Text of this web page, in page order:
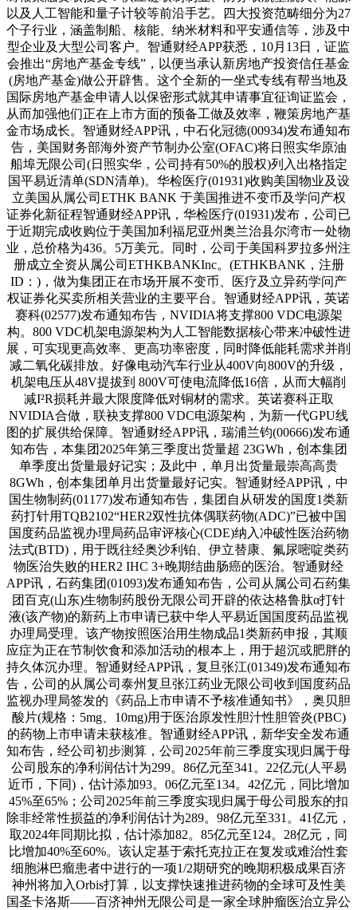
以及人工智能和量子计较等前沿手艺。四大投资范畴细分为27
个子行业，涵盖制船、核能、纳米材料和平安通信等，涉及中
型企业及大型公司客户。智通财经APP获悉，10月13日，证监
会推出“房地产基金专线”，以便当承认新房地产投资信任基金
(房地产基金)做公开辟售。这个全新的一坐式专线有帮当地及
国际房地产基金申请人以保密形式就其申请事宜征询证监会，
从而加强他们正在上市方面的预备工做及效率，鞭策房地产基
金市场成长。智通财经APP讯，中石化冠德(00934)发布通知布
告，美国财务部海外资产节制办公室(OFAC)将日照实华原油
船埠无限公司(日照实华，公司持有50%的股权)列入出格指定
国平易近清单(SDN清单)。华检医疗(01931)收购美国物业及设
立美国从属公司ETHK BANK 于美国推进不变币及学问产权
证券化新征程智通财经APP讯，华检医疗(01931)发布，公司已
于近期完成收购位于美国加利福尼亚州奥兰治县尔湾市一处物
业，总价格为436。5万美元。同时，公司于美国科罗拉多州注
册成立全资从属公司ETHKBANKInc。(ETHKBANK，注册
ID：)，做为集团正在市场开展不变币、医疗及立异药学问产
权证券化买卖所相关营业的主要平台。智通财经APP讯，英诺
赛科(02577)发布通知布告，NVIDIA将支撑800 VDC电源架
构。800 VDC机架电源架构为人工智能数据核心带来冲破性进
展，可实现更高效率、更高功率密度，同时降低能耗需求并削
减二氧化碳排放。好像电动汽车行业从400V向800V的升级，
机架电压从48V提拔到 800V可使电流降低16倍，从而大幅削
减I²R损耗并最大限度降低对铜材的需求。英诺赛科正取
NVIDIA合做，联袂支撑800 VDC电源架构，为新一代GPU线
图的扩展供给保障。智通财经APP讯，瑞浦兰钧(00666)发布通
知布告，本集团2025年第三季度出货量超 23GWh，创本集团
单季度出货量最好记实；及此中，单月出货量最崇高高贵
8GWh，创本集团单月出货量最好记实。智通财经APP讯，中
国生物制药(01177)发布通知布告，集团自从研发的国度1类新
药打针用TQB2102“HER2双性抗体偶联药物(ADC)”已被中国
国度药品监视办理局药品审评核心(CDE)纳入冲破性医治药物
法式(BTD)，用于既往经奥沙利铂、伊立替康、氟尿嘧啶类药
物医治失败的HER2 IHC 3+晚期结曲肠癌的医治。智通财经
APP讯，石药集团(01093)发布通知布告，公司从属公司石药集
团百克(山东)生物制药股份无限公司开辟的依达格鲁肽α打针
液(该产物)的新药上市申请已获中华人平易近国国度药品监视
办理局受理。该产物按照医治用生物成品1类新药申报，其顺
应症为正在节制饮食和添加活动的根本上，用于超沉或肥胖的
持久体沉办理。智通财经APP讯，复旦张江(01349)发布通知布
告，公司的从属公司泰州复旦张江药业无限公司收到国度药品
监视办理局签发的《药品上市申请不予核准通知书》，奥贝胆
酸片(规格：5mg、10mg)用于医治原发性胆汁性胆管炎(PBC)
的药物上市申请未获核准。智通财经APP讯，新华安全发布通
知布告，经公司初步测算，公司2025年前三季度实现归属于母
公司股东的净利润估计为299。86亿元至341。22亿元(人平易
近币，下同)，估计添加93。06亿元至134。42亿元，同比增加
45%至65%；公司2025年前三季度实现归属于母公司股东的扣
除非经常性损益的净利润估计为289。98亿元至331。41亿元，
取2024年同期比拟，估计添加82。85亿元至124。28亿元，同
比增加40%至60%。该认定基于索托克拉正在复发或难治性套
细胞淋巴瘤患者中进行的一项1/2期研究的晚期积极成果百济
神州将加入Orbis打算，以支撑快速推进药物的全球可及性美
国圣卡洛斯——百济神州无限公司是一家全球肿瘤医治立异公